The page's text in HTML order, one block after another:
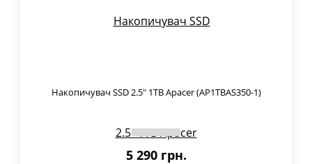
Накопичувач SSD 2.5" 1TB Apacer (AP1TBAS350-1)
5 290 грн.